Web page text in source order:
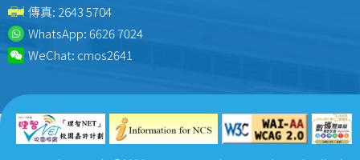
傳真: 2643 5704
WhatsApp:6626 7024
WeChat: cmos2641